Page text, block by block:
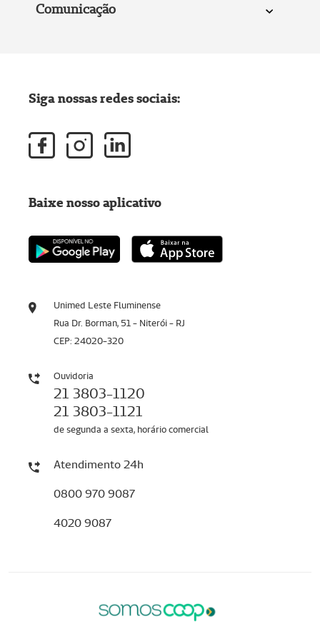
Comunicação
Unimed Leste Fluminense
Rua Dr. Borman, 51 - Niterói - RJ
CEP: 24020-320
Ouvidoria
21 3803-1120
21 3803-1121
de segunda a sexta, horário comercial
Atendimento 24h
0800 970 9087
4020 9087
Siga nossas redes sociais:
Baixe nosso aplicativo